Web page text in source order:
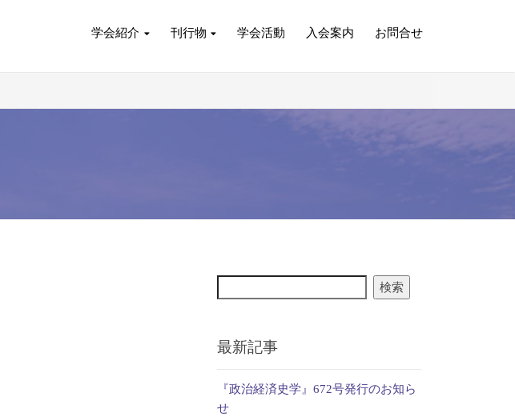
学会紹介 刊行物 学会活動 入会案内 お問合せ
検索
最新記事
『政治経済史学』672号発行のお知ら
せ